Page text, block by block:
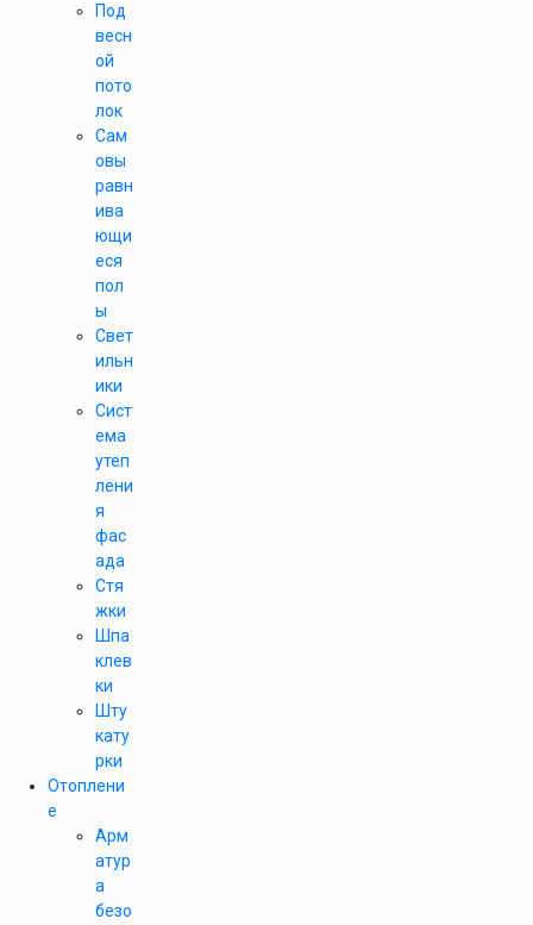
Под
весн
ой
пото
лок
Сам
овы
равн
ива
ющи
еся
пол
ы
Свет
ильн
ики
Сист
ема
утеп
лени
я
фас
ада
Стя
жки
Шпа
клев
ки
Шту
кату
рки
Отоплени
е
Арм
атур
а
безо